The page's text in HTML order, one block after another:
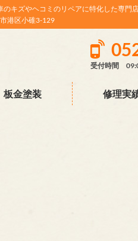
キズやヘコミのリペアに特化した専
港区小碓3-129
受付時間
板金塗装 修理実